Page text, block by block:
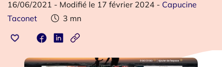
16/06/2021 - Modifié le 17 février 2024 - Capucine
Taconet
3 mn